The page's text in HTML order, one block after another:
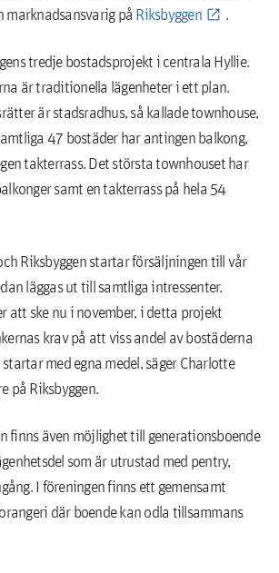
marknadsansvarig på Riksbyggen .
tredje bostadsprojekt i centrala Hyllie.
är traditionella lägenheter i ett plan.
är stadsradhus, så kallade townhouse,
47 bostäder har antingen balkong,
takterrass. Det största townhouset har
samt en takterrass på hela 54
Riksbyggen startar försäljningen till vår
läggas ut till samtliga intressenter.
att ske nu i november, i detta projekt
krav på att viss andel av bostäderna
med egna medel, säger Charlotte
på Riksbyggen.
finns även möjlighet till generationsboende
som är utrustad med pentry,
I föreningen finns ett gemensamt
där boende kan odla tillsammans